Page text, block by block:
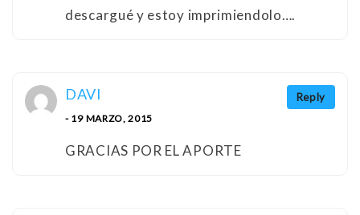
descargué y estoy imprimiendolo….
Reply
DAVI
- 19 MARZO, 2015
GRACIAS POR EL APORTE